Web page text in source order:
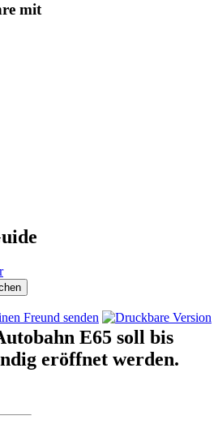
mit
E65 soll bis
eröffnet werden.